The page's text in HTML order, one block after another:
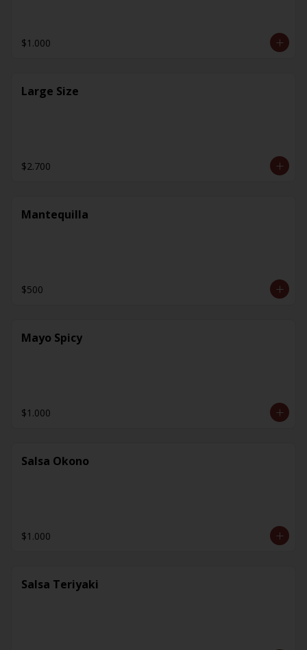
$1.000
Large Size
$2.700
Mantequilla
$500
Mayo Spicy
$1.000
Salsa Okono
$1.000
Salsa Teriyaki